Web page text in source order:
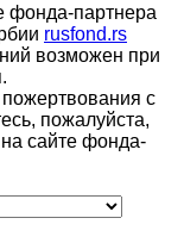
фонда-партнера
rusfond.rs
возможен при
с
пожалуйста,
сайте фонда-